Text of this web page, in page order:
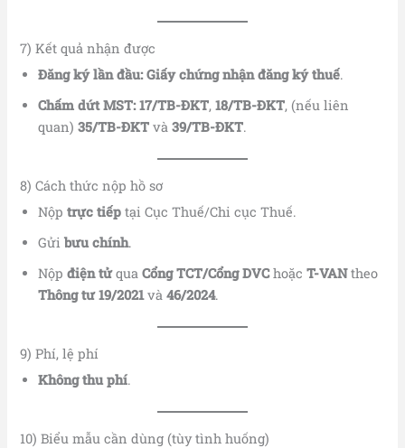
7) Kết quả nhận được
Đăng ký lần đầu: Giấy chứng nhận đăng ký thuế.
Chấm dứt MST: 17/TB-ĐKT,18/TB-ĐKT, (nếu liên
quan)35/TB-ĐKT và39/TB-ĐKT.
8) Cách thức nộp hồ sơ
Nộptrực tiếp tại Cục Thuế/Chi cục Thuế.
Gửibưu chính.
Nộpđiện tửquaCổng TCT/Cổng DVChoặcT-VANtheo
Thông tư 19/2021và46/2024.
9) Phí, lệ phí
Không thu phí.
10) Biểu mẫu cần dùng (tùy tình huống)